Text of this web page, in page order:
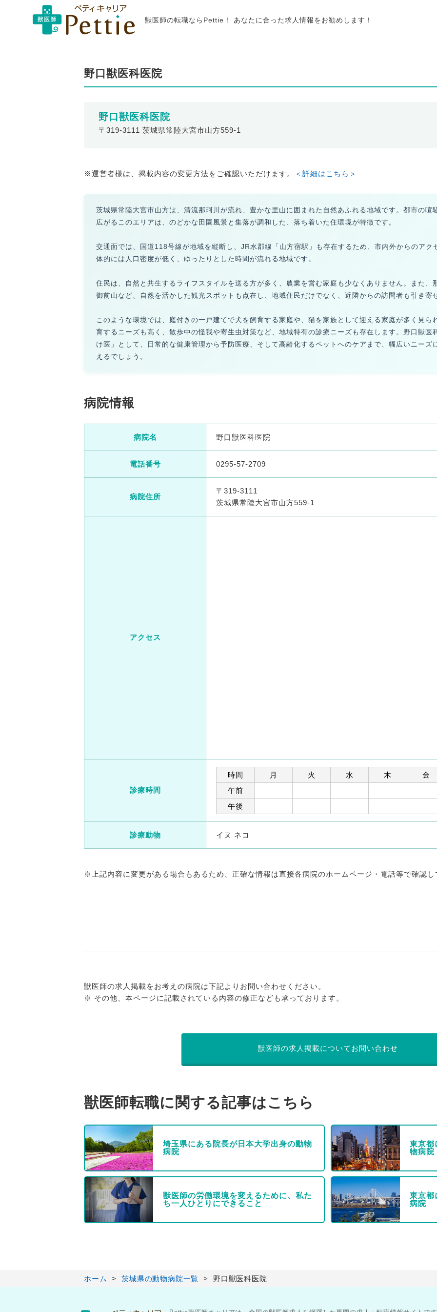
獣医師の転職ならPettie！ あなたに合った求人情報をお勧めします！
野口獣医科医院
野口獣医科医院
〒319-3111 茨城県常陸大宮市山方559-1
※運営者様は、掲載内容の変更方法をご確認いただけます。 ＜詳細はこちら＞
茨城県常陸大宮市山方は、清流那珂川が流れ、豊かな里山に囲まれた自然あふれる地域です。都市の喧
広がるこのエリアは、のどかな田園風景と集落が調和した、落ち着いた住環境が特徴です。
交通面では、国道118号線が地域を縦断し、JR水郡線「山方宿駅」も存在するため、市内外からのアク
体的には人口密度が低く、ゆったりとした時間が流れる地域です。
住民は、自然と共生するライフスタイルを送る方が多く、農業を営む家庭も少なくありません。また、
御前山など、自然を活かした観光スポットも点在し、地域住民だけでなく、近隣からの訪問者も引き寄
このような環境では、庭付きの一戸建てで犬を飼育する家庭や、猫を家族として迎える家庭が多く見ら
育するニーズも高く、散歩中の怪我や寄生虫対策など、地域特有の診療ニーズも存在します。野口獣医
け医」として、日常的な健康管理から予防医療、そして高齢化するペットへのケアまで、幅広いニーズ
えるでしょう。
病院情報
病院名 野口獣医科医院
電話番号 0295-57-2709
病院住所
〒319-3111
茨城県常陸大宮市山方559-1
アクセス
診療時間
時間 月 火 水 木 金
午前
午後
診療動物 イヌ ネコ
※上記内容に変更がある場合もあるため、正確な情報は直接各病院のホームページ・電話等で確認し
獣医師の求人掲載をお考えの病院は下記よりお問い合わせください。
※ その他、本ページに記載されている内容の修正なども承っております。
獣医師の求人掲載についてお問い合わせ
獣医師転職に関する記事はこちら
埼玉県にある院長が日本大学出身の動物
病院
東京都
物病院
獣医師の労働環境を変えるために、私た
ち一人ひとりにできること
東京都
病院
ホーム 茨城県の動物病院一覧 野口獣医科医院